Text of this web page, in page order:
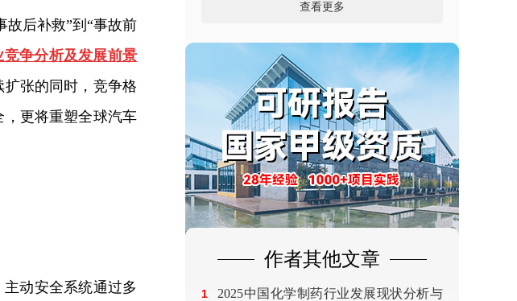
后补救”到“事故前
竞争分析及发展前景
张的同时，竞争格
更将重塑全球汽车
动安全系统通过多
查看更多
作者其他文章
1
2025中国化学制药行业发展现状分析与